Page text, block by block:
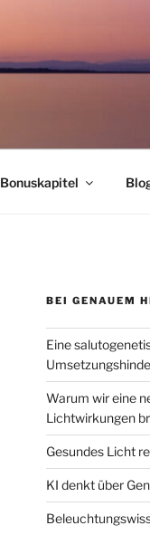
Bonuskapitel
BEI GENAUEM
Eine
Warum wir eine
Lichtwirkungen
Gesundes Licht
KI denkt über